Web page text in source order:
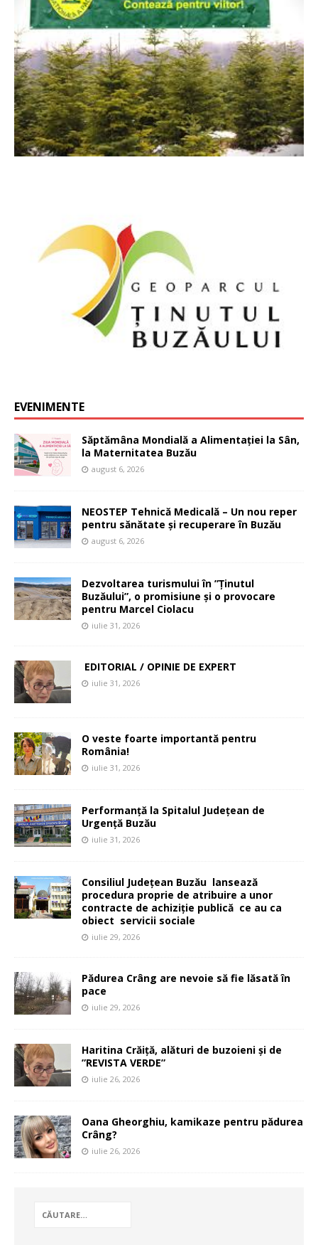
EVENIMENTE
Săptămâna Mondială a Alimentației la Sân,
la Maternitatea Buzău
august 6, 2026
NEOSTEP Tehnică Medicală – Un nou reper
pentru sănătate și recuperare în Buzău
august 6, 2026
Dezvoltarea turismului în ”Ținutul
Buzăului”, o promisiune și o provocare
pentru Marcel Ciolacu
iulie 31, 2026
EDITORIAL / OPINIE DE EXPERT
iulie 31, 2026
O veste foarte importantă pentru
România!
iulie 31, 2026
Performanță la Spitalul Județean de
Urgență Buzău
iulie 31, 2026
Consiliul Județean Buzău lansează
procedura proprie de atribuire a unor
contracte de achiziție publică ce au ca
obiect servicii sociale
iulie 29, 2026
Pădurea Crâng are nevoie să fie lăsată în
pace
iulie 29, 2026
Haritina Crăiță, alături de buzoieni și de
”REVISTA VERDE”
iulie 26, 2026
Oana Gheorghiu, kamikaze pentru pădurea
Crâng?
iulie 26, 2026